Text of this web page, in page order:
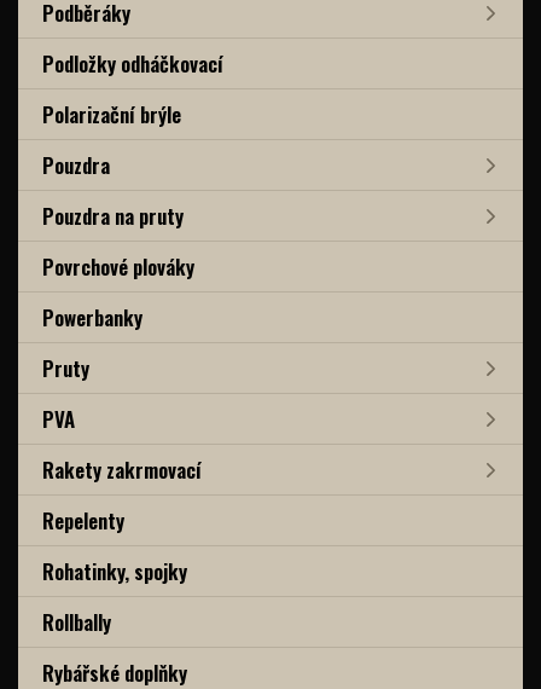
Podběráky
Podložky odháčkovací
Polarizační brýle
Pouzdra
Pouzdra na pruty
Povrchové plováky
Powerbanky
Pruty
PVA
Rakety zakrmovací
Repelenty
Rohatinky, spojky
Rollbally
Rybářské doplňky